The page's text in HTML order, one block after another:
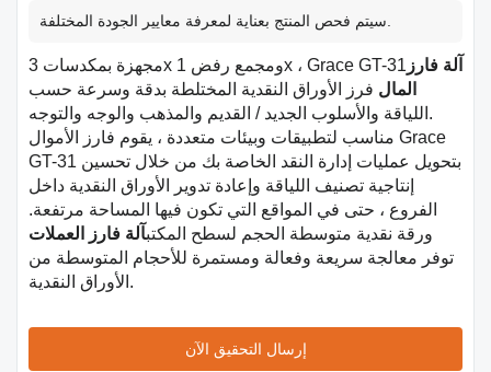
مجهزة بمكدسات 3x ومجمع رفض 1x ، Grace GT-31 آلة فارز
المال فرز الأوراق النقدية المختلطة بدقة وسرعة حسب
اللياقة والأسلوب الجديد / القديم والمذهب والوجه والتوجه.
مناسب لتطبيقات وبيئات متعددة ، يقوم فارز الأموال Grace
GT-31 بتحويل عمليات إدارة النقد الخاصة بك من خلال تحسين
إنتاجية تصنيف اللياقة وإعادة تدوير الأوراق النقدية داخل
الفروع ، حتى في المواقع التي تكون فيها المساحة مرتفعة.
ورقة نقدية متوسطة الحجم لسطح المكتبآلة فارز العملات
توفر معالجة سريعة وفعالة ومستمرة للأحجام المتوسطة من
الأوراق النقدية.
إرسال التحقيق الآن